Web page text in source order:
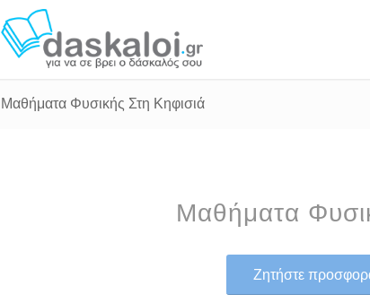
Μαθήματα Φυσικής Στη Κηφισιά
Μαθήματα
Ζητήστε